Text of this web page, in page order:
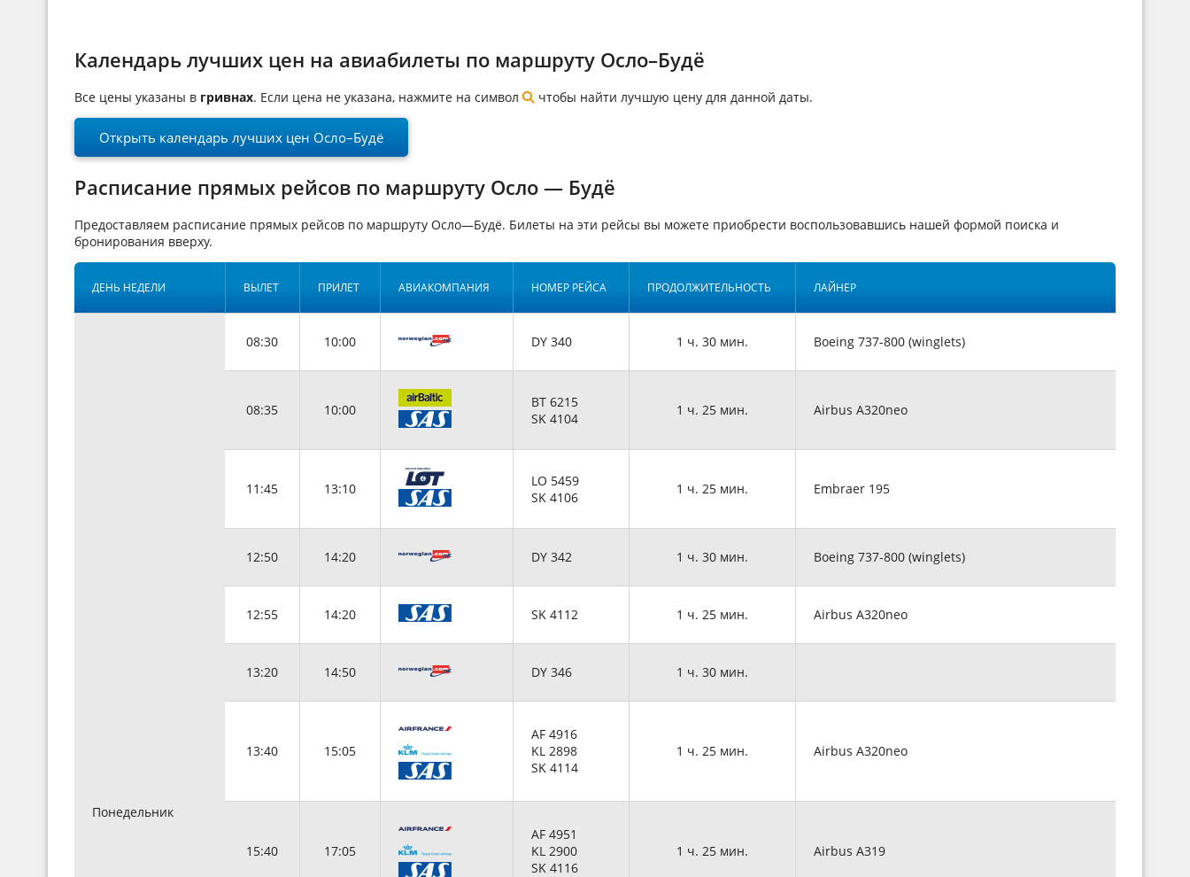
Календарь лучших цен на авиабилеты по маршруту Осло–Будё
Все цены указаны в гривнах. Если цена не указана, нажмите на символ чтобы найти лучшую цену для данной даты.
Открыть календарь лучших цен Осло–Будё
Расписание прямых рейсов по маршруту Осло — Будё
Предоставляем расписание прямых рейсов по маршруту Осло—Будё. Билеты на эти рейсы вы можете приобрести воспользовавшись нашей формой поиска и
бронирования вверху.
ДЕНЬ НЕДЕЛИ ВЫЛЕТ ПРИЛЕТ АВИАКОМПАНИЯ НОМЕР РЕЙСА ПРОДОЛЖИТЕЛЬНОСТЬ ЛАЙНЕР
Понедельник
08:30 10:00 DY 340 1 ч. 30 мин. Boeing 737-800 (winglets)
08:35 10:00
BT 6215
SK 4104
1 ч. 25 мин. Airbus A320neo
11:45 13:10
LO 5459
SK 4106
1 ч. 25 мин. Embraer 195
12:50 14:20 DY 342 1 ч. 30 мин. Boeing 737-800 (winglets)
12:55 14:20 SK 4112 1 ч. 25 мин. Airbus A320neo
13:20 14:50 DY 346 1 ч. 30 мин.
13:40 15:05
AF 4916
KL 2898
SK 4114
1 ч. 25 мин. Airbus A320neo
15:40 17:05
AF 4951
KL 2900
SK 4116
1 ч. 25 мин. Airbus A319